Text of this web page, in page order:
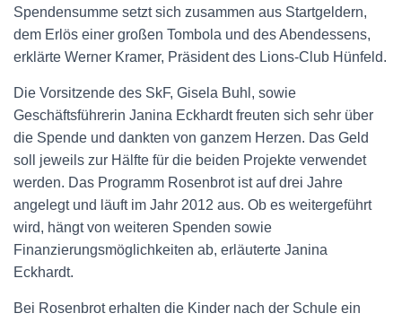
Spendensumme setzt sich zusammen aus Startgeldern,
dem Erlös einer großen Tombola und des Abendessens,
erklärte Werner Kramer, Präsident des Lions-Club Hünfeld.
Die Vorsitzende des SkF, Gisela Buhl, sowie
Geschäftsführerin Janina Eckhardt freuten sich sehr über
die Spende und dankten von ganzem Herzen. Das Geld
soll jeweils zur Hälfte für die beiden Projekte verwendet
werden. Das Programm Rosenbrot ist auf drei Jahre
angelegt und läuft im Jahr 2012 aus. Ob es weitergeführt
wird, hängt von weiteren Spenden sowie
Finanzierungsmöglichkeiten ab, erläuterte Janina
Eckhardt.
Bei Rosenbrot erhalten die Kinder nach der Schule ein